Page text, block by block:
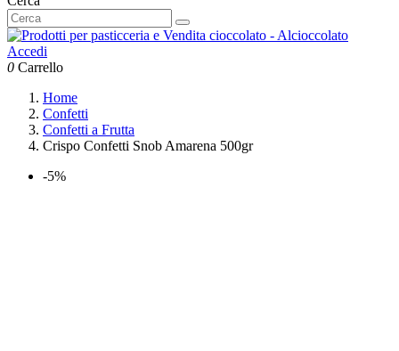
Accedi
0 Carrello
Home
Confetti
Confetti a Frutta
Crispo Confetti Snob Amarena 500gr
-5%